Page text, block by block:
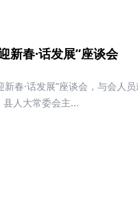
新春·话发展”座谈会
春·话发展”座谈会，与会人
人大常委会主...